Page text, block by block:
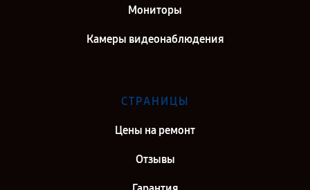
Мониторы
Камеры видеонаблюдения
СТРАНИЦЫ
Цены на ремонт
Отзывы